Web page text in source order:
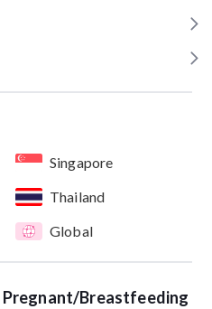
Singapore
Thailand
Global
Pregnant/Breastfeeding